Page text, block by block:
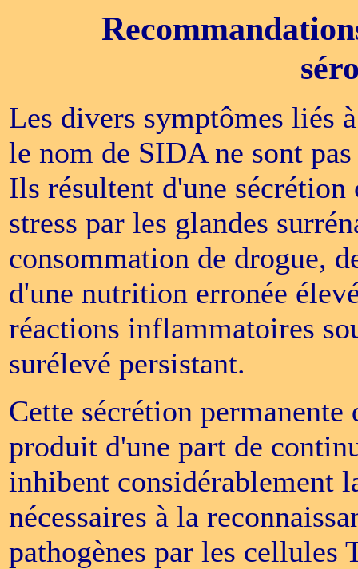
Les divers symptômes liés
le nom de SIDA ne sont
Ils résultent d'une
stress par les glandes
consommation de drogue,
d'une nutrition erronée
réactions inflammatoires
surélevé persistant.
Cette sécrétion permanente
produit d'une part de
inhibent considérablement
nécessaires à la
pathogènes par les cellules